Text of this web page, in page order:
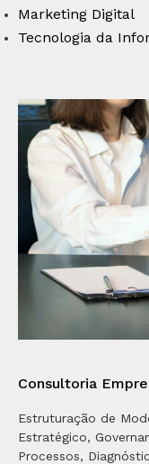
Marketing Digital
Tecnologia da
Consultoria
Estruturação de
Estratégico,
Processos,